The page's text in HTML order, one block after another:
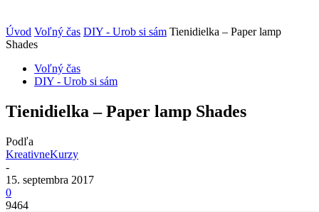
Úvod Voľný čas DIY - Urob si sám Tienidielka – Paper lamp
Shades
Voľný čas
DIY - Urob si sám
Tienidielka – Paper lamp Shades
Podľa
KreativneKurzy
-
15. septembra 2017
0
9464